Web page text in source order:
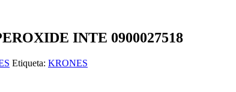
INTE 0900027518
Etiqueta: KRONES